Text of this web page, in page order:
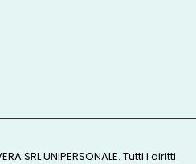
SRL UNIPERSONALE. Tutti i diritti